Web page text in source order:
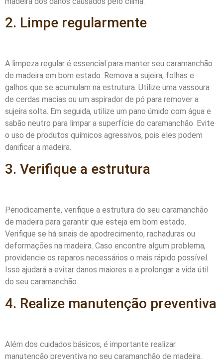
2. Limpe regularmente
A limpeza regular é essencial para manter seu caramanchão
de madeira em bom estado. Remova a sujeira, folhas e
galhos que se acumulam na estrutura. Utilize uma vassoura
de cerdas macias ou um aspirador de pó para remover a
sujeira solta. Em seguida, utilize um pano úmido com água e
sabão neutro para limpar a superfície do caramanchão. Evite
o uso de produtos químicos agressivos, pois eles podem
danificar a madeira.
3. Verifique a estrutura
Periodicamente, verifique a estrutura do seu caramanchão
de madeira para garantir que esteja em bom estado.
Verifique se há sinais de apodrecimento, rachaduras ou
deformações na madeira. Caso encontre algum problema,
providencie os reparos necessários o mais rápido possível.
Isso ajudará a evitar danos maiores e a prolongar a vida útil
do seu caramanchão.
4. Realize manutenção preventiva
Além dos cuidados básicos, é importante realizar
manutenção preventiva no seu caramanchão de madeira.